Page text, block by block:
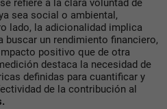
refiere a la clara voluntad de
sea social o ambiental,
lado, la adicionalidad implica
un rendimiento financiero,
positivo que de otra
destaca la necesidad de
definidas para cuantificar y
de la contribución al